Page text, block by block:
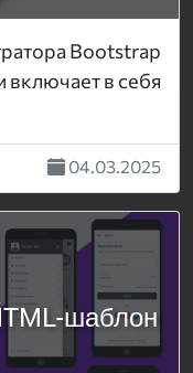
Bootstrap
включает в себя
04.03.2025
шаблон